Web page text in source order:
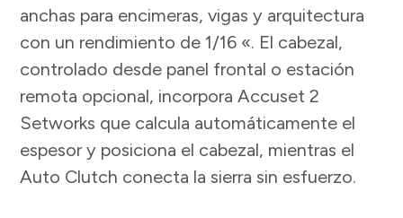
anchas para encimeras, vigas y arquitectura
con un rendimiento de 1/16 «. El cabezal,
controlado desde panel frontal o estación
remota opcional, incorpora Accuset 2
Setworks que calcula automáticamente el
espesor y posiciona el cabezal, mientras el
Auto Clutch conecta la sierra sin esfuerzo.